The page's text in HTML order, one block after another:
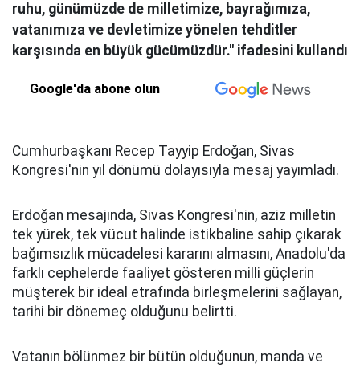
ruhu, günümüzde de milletimize, bayrağımıza,
vatanımıza ve devletimize yönelen tehditler
karşısında en büyük gücümüzdür." ifadesini kullandı
Google'da abone olun
Cumhurbaşkanı Recep Tayyip Erdoğan, Sivas
Kongresi'nin yıl dönümü dolayısıyla mesaj yayımladı.
Erdoğan mesajında, Sivas Kongresi'nin, aziz milletin
tek yürek, tek vücut halinde istikbaline sahip çıkarak
bağımsızlık mücadelesi kararını almasını, Anadolu'da
farklı cephelerde faaliyet gösteren milli güçlerin
müşterek bir ideal etrafında birleşmelerini sağlayan,
tarihi bir dönemeç olduğunu belirtti.
Vatanın bölünmez bir bütün olduğunun, manda ve